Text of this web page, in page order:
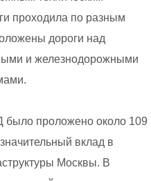
проходила по разным
дороги над
и железнодорожными
было проложено около 109
вклад в
Москвы. В